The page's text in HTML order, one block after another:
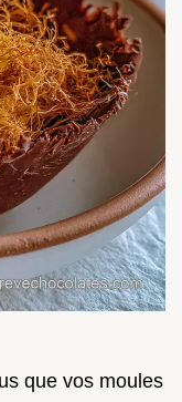
que vos moules